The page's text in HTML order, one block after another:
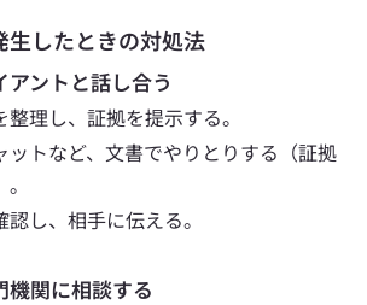
生したときの対処法
ントと話し合う
理し、証拠を提示する。
ットなど、文書でやりとりする（証拠
し、相手に伝える。
機関に相談する